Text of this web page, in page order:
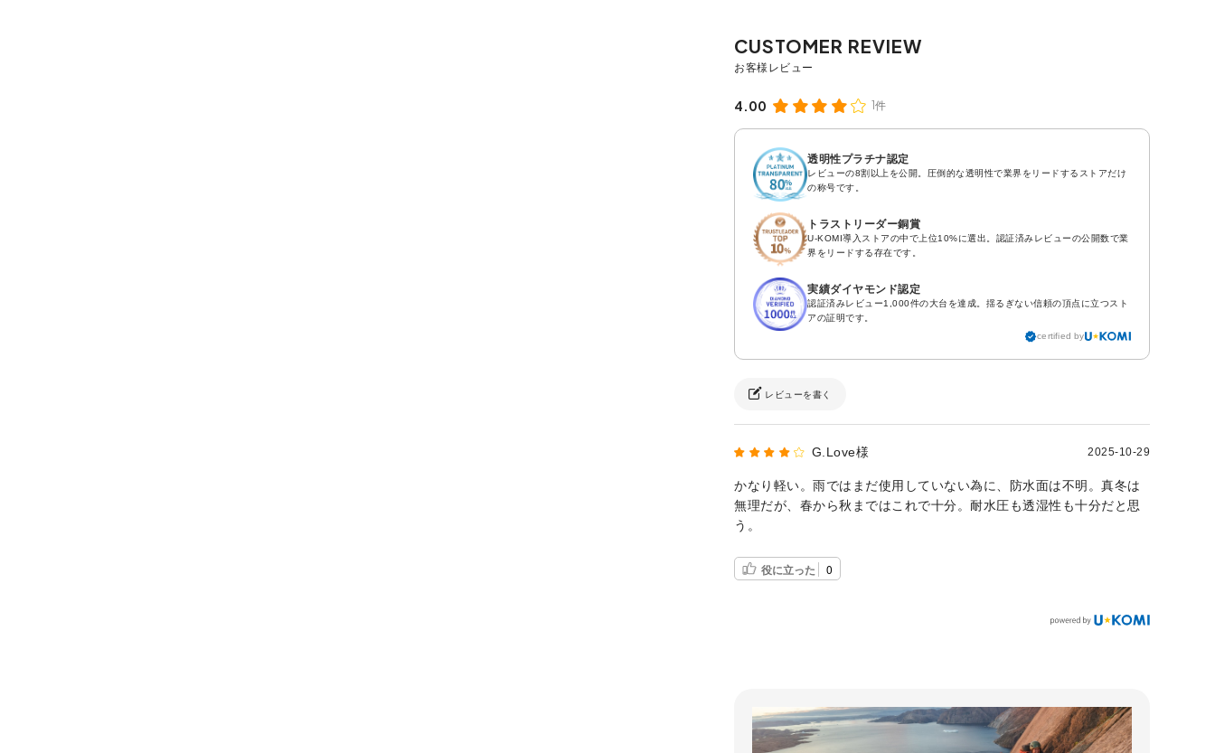
4.00 1件
透明性プラチナ認定
レビューの8割以上を公開。圧倒的な透明性で業界をリードするストアだけ
の称号です。
トラストリーダー銅賞
U-KOMI導入ストアの中で上位10%に選出。認証済みレビューの公開数で業
界をリードする存在です。
実績ダイヤモンド認定
認証済みレビュー1,000件の大台を達成。揺るぎない信頼の頂点に立つスト
アの証明です。
certified by
レビューを書く
G.Love様 2025-10-29
かなり軽い。雨ではまだ使用していない為に、防水面は不明。真冬は
無理だが、春から秋まではこれで十分。耐水圧も透湿性も十分だと思
う。
役に立った 0